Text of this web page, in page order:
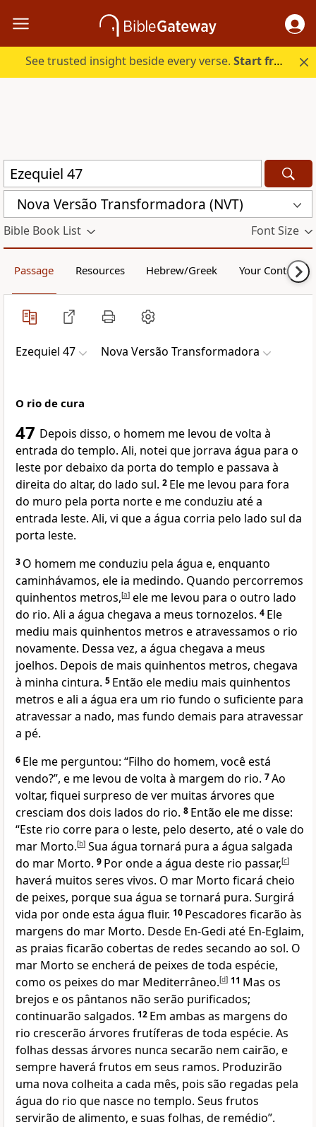
See trusted insight beside every verse.Start free.
Nova Versão Transformadora (NVT)
Bible Book List Font Size
Passage Resources Hebrew/Greek Your Content
Ezequiel 47 Nova Versão Transformadora
O rio de cura
47 Depois disso, o homem me levou de volta à
entrada do templo. Ali, notei que jorrava água para o
leste por debaixo da porta do templo e passava à
direita do altar, do lado sul. 2 Ele me levou para fora
do muro pela porta norte e me conduziu até a
entrada leste. Ali, vi que a água corria pelo lado sul da
porta leste.
3 O homem me conduziu pela água e, enquanto
caminhávamos, ele ia medindo. Quando percorremos
quinhentos metros,[a] ele me levou para o outro lado
do rio. Ali a água chegava a meus tornozelos. 4 Ele
mediu mais quinhentos metros e atravessamos o rio
novamente. Dessa vez, a água chegava a meus
joelhos. Depois de mais quinhentos metros, chegava
à minha cintura. 5 Então ele mediu mais quinhentos
metros e ali a água era um rio fundo o suficiente para
atravessar a nado, mas fundo demais para atravessar
a pé.
6 Ele me perguntou: “Filho do homem, você está
vendo?”, e me levou de volta à margem do rio. 7Ao
voltar, fiquei surpreso de ver muitas árvores que
cresciam dos dois lados do rio. 8 Então ele me disse:
“Este rio corre para o leste, pelo deserto, até o vale do
mar Morto.[b] Sua água tornará pura a água salgada
do mar Morto. 9 Por onde a água deste rio passar,[c]
haverá muitos seres vivos. O mar Morto ficará cheio
de peixes, porque sua água se tornará pura. Surgirá
vida por onde esta água fluir. 10 Pescadores ficarão às
margens do mar Morto. Desde En-Gedi até En-Eglaim,
as praias ficarão cobertas de redes secando ao sol. O
mar Morto se encherá de peixes de toda espécie,
como os peixes do mar Mediterrâneo.[d] 11 Mas os
brejos e os pântanos não serão purificados;
continuarão salgados. 12 Em ambas as margens do
rio crescerão árvores frutíferas de toda espécie. As
folhas dessas árvores nunca secarão nem cairão, e
sempre haverá frutos em seus ramos. Produzirão
uma nova colheita a cada mês, pois são regadas pela
água do rio que nasce no templo. Seus frutos
servirão de alimento, e suas folhas, de remédio”.